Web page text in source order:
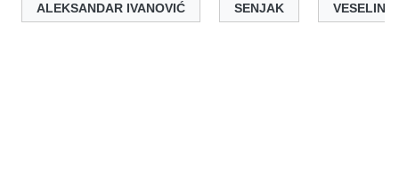
ALEKSANDAR IVANOVIĆ SENJAK VESELIN